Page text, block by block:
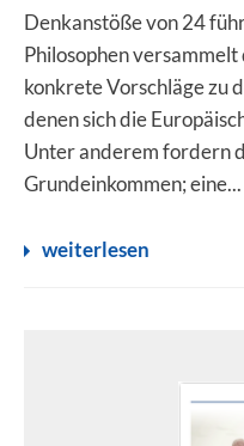
Denkanstöße von 24
Philosophen versammelt
konkrete Vorschläge zu
denen sich die
Unter anderem fordern
Grundeinkommen; eine...
weiterlesen